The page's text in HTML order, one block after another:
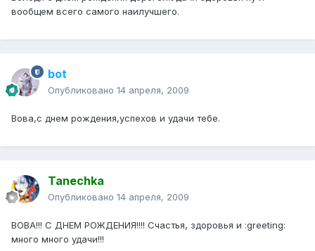
вообщем всего самого наилучшего.
bot
Опубликовано 14 апреля, 2009
Вова,с днем рождения,успехов и удачи тебе.
Tanechka
Опубликовано 14 апреля, 2009
ВОВА!!! С ДНЕМ РОЖДЕНИЯ!!!! Счастья, здоровья и :greeting:
много много удачи!!!